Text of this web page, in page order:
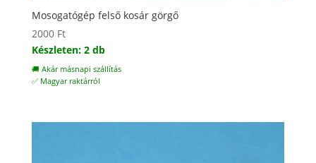
Mosogatógép felső kosár görgő
2000 Ft
Készleten: 2 db
🚚 Akár másnapi szállítás
✅ Magyar raktárról